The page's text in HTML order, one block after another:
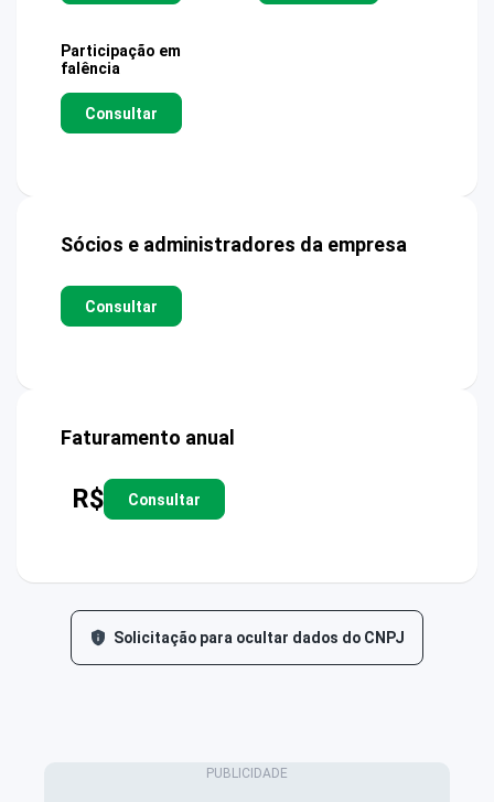
Participação em
falência
Consultar
Sócios e administradores da empresa
Consultar
Faturamento anual
R$ Consultar
Solicitação para ocultar dados do CNPJ